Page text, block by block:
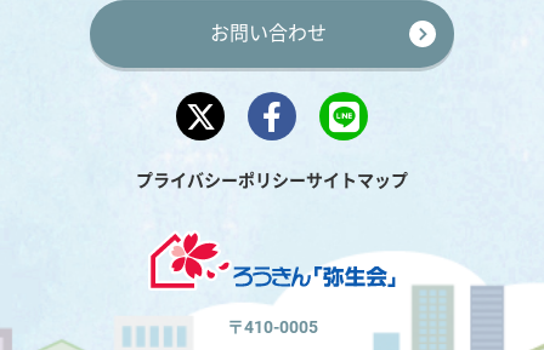
〒410-0005
お問い合わせ
プライバシーポリシーサイトマップ